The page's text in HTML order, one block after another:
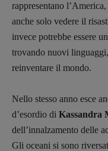
rappresentano
anche solo vedere il
invece potrebbe essere
trovando nuovi
reinventare il mondo.
Nello stesso anno esce
d’esordio di Kassandra
dell’innalzamento delle
Gli oceani si sono